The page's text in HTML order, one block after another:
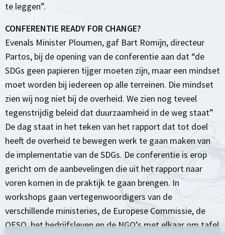
te leggen”.
CONFERENTIE READY FOR CHANGE?
Evenals Minister Ploumen, gaf Bart Romijn, directeur
Partos, bij de opening van de conferentie aan dat “de
SDGs geen papieren tijger moeten zijn, maar een mindset
moet worden bij iedereen op alle terreinen. Die mindset
zien wij nog niet bij de overheid. We zien nog teveel
tegenstrijdig beleid dat duurzaamheid in de weg staat”
De dag staat in het teken van het rapport dat tot doel
heeft de overheid te bewegen werk te gaan maken van
de implementatie van de SDGs. De conferentie is erop
gericht om de aanbevelingen die uit het rapport naar
voren komen in de praktijk te gaan brengen. In
workshops gaan vertegenwoordigers van de
verschillende ministeries, de Europese Commissie, de
OESO, het bedrijfsleven en de NGO’s met elkaar om tafel